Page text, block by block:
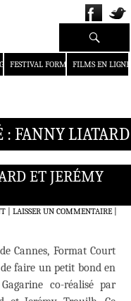
FESTIVAL FORMAT COURT
FILMS EN LIGNE
Recherche
: FANNY LIATARD
ET JERÉMY
LAISSER UN COMMENTAIRE|
Cannes, Format Court
faire un petit bond en
co-réalisé par